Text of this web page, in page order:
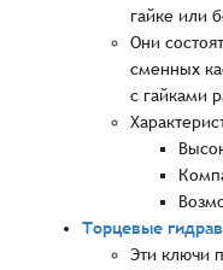
гайке или
Они
сменных
с гайками
Торцевые
Эти ключи